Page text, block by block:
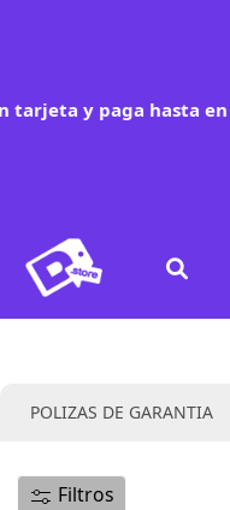
tarjeta y paga hasta en
Colección:
POLIZAS DE GARANTIA
Filtros